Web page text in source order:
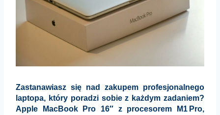
Zastanawiasz się nad zakupem profesjonalnego
laptopa, który poradzi sobie z każdym zadaniem?
Apple MacBook Pro 16″ z procesorem M1 Pro,